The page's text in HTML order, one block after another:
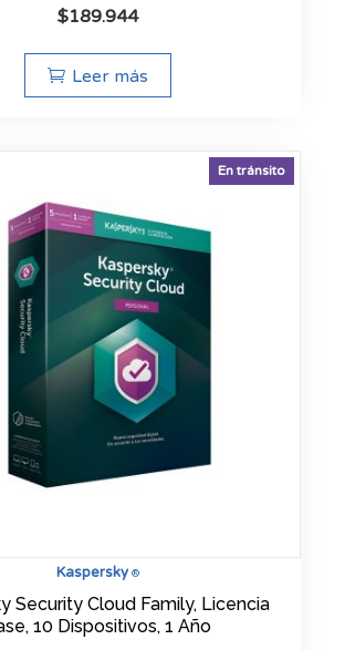
$189.944
Leer más
Kaspersky®
En tránsito
Security Cloud Family, Licencia
10 Dispositivos, 1 Año